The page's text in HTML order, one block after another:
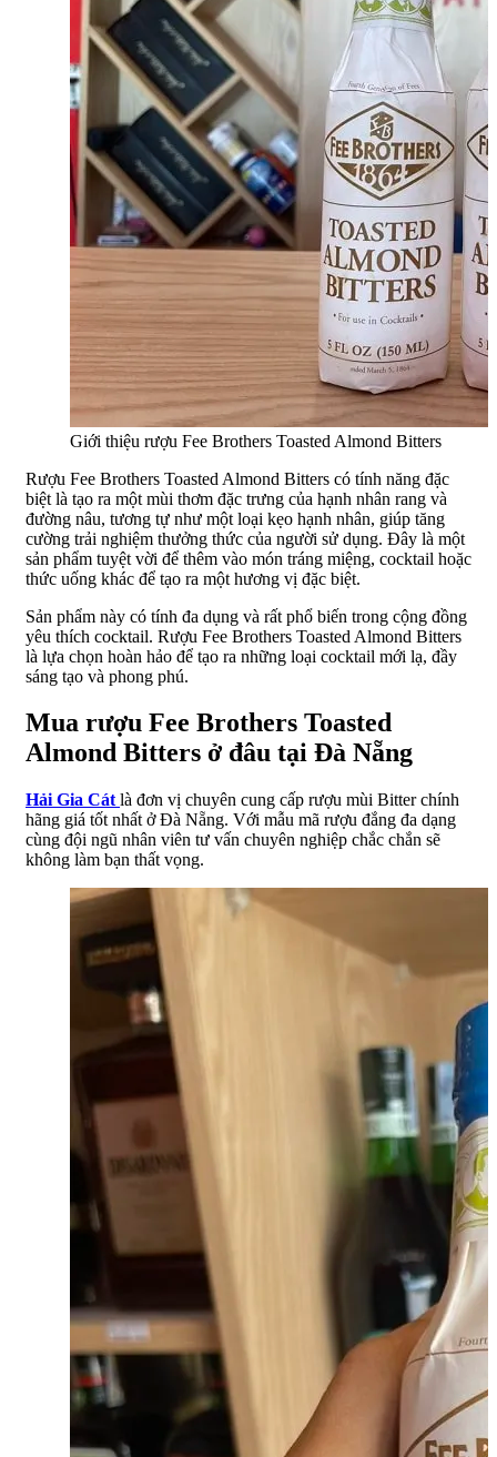
Giới thiệu rượu Fee Brothers Toasted Almond Bitters
Rượu Fee Brothers Toasted Almond Bitters có tính năng đặc
biệt là tạo ra một mùi thơm đặc trưng của hạnh nhân rang và
đường nâu, tương tự như một loại kẹo hạnh nhân, giúp tăng
cường trải nghiệm thưởng thức của người sử dụng. Đây là một
sản phẩm tuyệt vời để thêm vào món tráng miệng, cocktail hoặc
thức uống khác để tạo ra một hương vị đặc biệt.
Sản phẩm này có tính đa dụng và rất phổ biến trong cộng đồng
yêu thích cocktail. Rượu Fee Brothers Toasted Almond Bitters
là lựa chọn hoàn hảo để tạo ra những loại cocktail mới lạ, đầy
sáng tạo và phong phú.
Mua rượu Fee Brothers Toasted
Almond Bitters ở đâu tại Đà Nẵng
Hải Gia Cát là đơn vị chuyên cung cấp rượu mùi Bitter chính
hãng giá tốt nhất ở Đà Nẵng. Với mẫu mã rượu đắng đa dạng
cùng đội ngũ nhân viên tư vấn chuyên nghiệp chắc chắn sẽ
không làm bạn thất vọng.